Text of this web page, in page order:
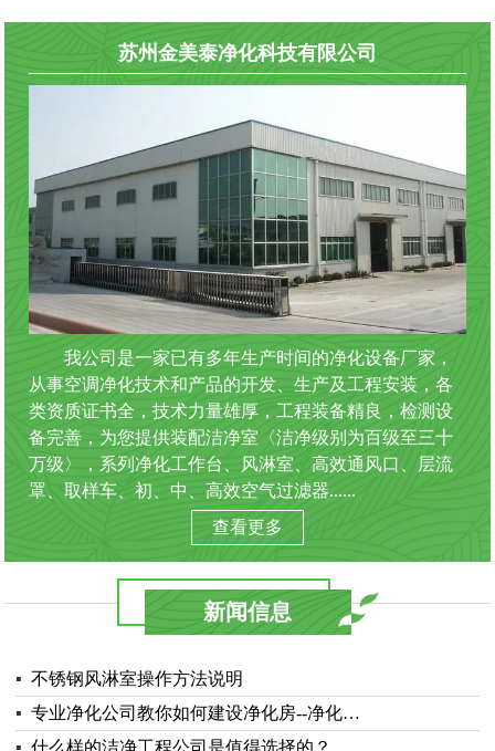
苏州金美泰净化科技有限公司
我公司是一家已有多年生产时间的净化设备厂家，
从事空调净化技术和产品的开发、生产及工程安装，各
类资质证书全，技术力量雄厚，工程装备精良，检测设
备完善，为您提供装配洁净室〈洁净级别为百级至三十
万级〉，系列净化工作台、风淋室、高效通风口、层流
罩、取样车、初、中、高效空气过滤器......
查看更多
新闻信息
▪ 不锈钢风淋室操作方法说明
▪ 专业净化公司教你如何建设净化房--净化…
▪ 什么样的洁净工程公司是值得选择的？